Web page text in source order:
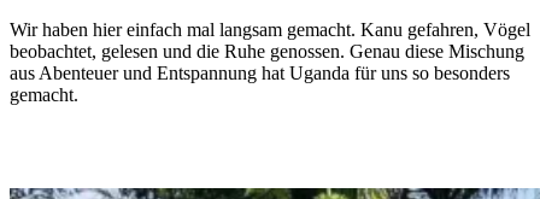
Wir haben hier einfach mal langsam gemacht. Kanu gefahren, Vögel
beobachtet, gelesen und die Ruhe genossen. Genau diese Mischung
aus Abenteuer und Entspannung hat Uganda für uns so besonders
gemacht.